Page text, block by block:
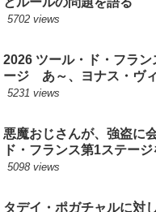
5702 views
2026 ツール・ド・フラン
ージ あ～、ヨナス・ヴ
5231 views
悪魔おじさんが、強盗に
ド・フランス第1ステー
5098 views
タデイ・ポガチャルに対